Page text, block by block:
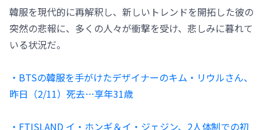
韓服を現代的に再解釈し、新しいトレンドを開拓した彼の
突然の悲報に、多くの人々が衝撃を受け、悲しみに暮れて
いる状況だ。
・BTSの韓服を手がけたデザイナーのキム・リウルさん、
昨日（2/11）死去…享年31歳
・FTISLAND イ・ホンギ＆イ・ジェジン、2人体制での初